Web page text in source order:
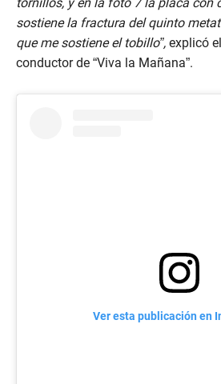
sostiene la fractura del quinto
que me sostiene el tobillo”, explicó
conductor de “Viva la Mañana”.
Ver esta publicación en